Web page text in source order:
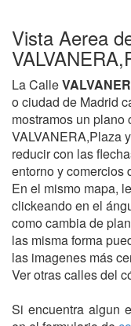
Vista Aerea
La Calle
o ciudad de Madrid
mostramos un
VALVANERA,Plaza
reducir con las
entorno y comercios
En el mismo mapa,
clickeando en el
como cambia de
las misma forma
las imagenes más
Ver otras calles del
Si encuentra algun